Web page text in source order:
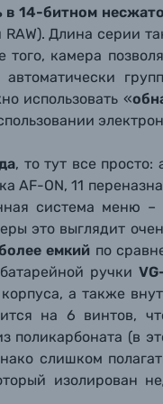
14-битном
Длина серии
того, камера
использовать «
, то тут все просто:
AF-ON, 11
система меню
это выглядит
емкий по
ручки
а также
на 6 винтов,
(в
слишком
изолирован